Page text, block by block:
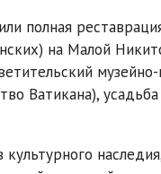
полная
на Малой
Ватикана),